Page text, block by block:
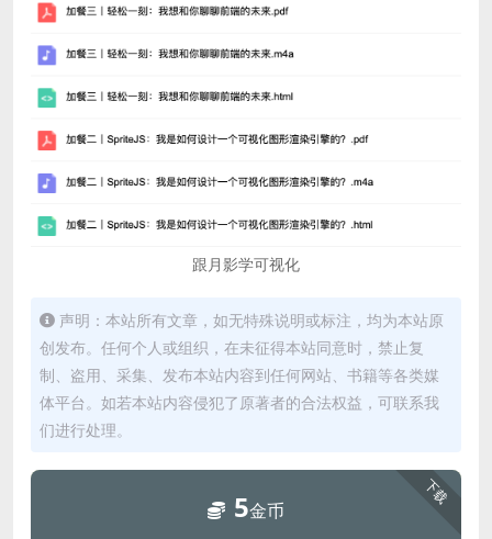
跟月影学可视化
声明：本站所有文章，如无特殊说明或标注，均为本站原
创发布。任何个人或组织，在未征得本站同意时，禁止复
制、盗用、采集、发布本站内容到任何网站、书籍等各类媒
体平台。如若本站内容侵犯了原著者的合法权益，可联系我
们进行处理。
下载
5金币